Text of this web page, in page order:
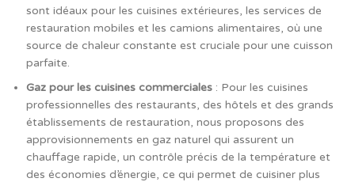
sont idéaux pour les cuisines extérieures, les services de
restauration mobiles et les camions alimentaires, où une
source de chaleur constante est cruciale pour une cuisson
parfaite.
Gaz pour les cuisines commerciales : Pour les cuisines
professionnelles des restaurants, des hôtels et des grands
établissements de restauration, nous proposons des
approvisionnements en gaz naturel qui assurent un
chauffage rapide, un contrôle précis de la température et
des économies d’énergie, ce qui permet de cuisiner plus